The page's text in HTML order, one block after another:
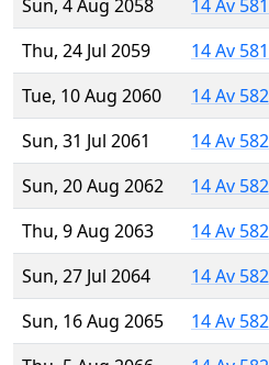
Sun, 4 Aug 2058
14 Av
Thu, 24 Jul 2059
14 Av
Tue, 10 Aug 2060
14 Av
Sun, 31 Jul 2061
14 Av
Sun, 20 Aug 2062
14 Av
Thu, 9 Aug 2063
14 Av
Sun, 27 Jul 2064
14 Av
Sun, 16 Aug 2065
14 Av